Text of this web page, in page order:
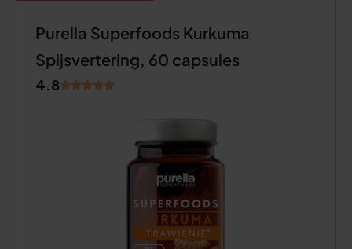
Purella Superfoods Kurkuma
Spijsvertering, 60 capsules
4.8